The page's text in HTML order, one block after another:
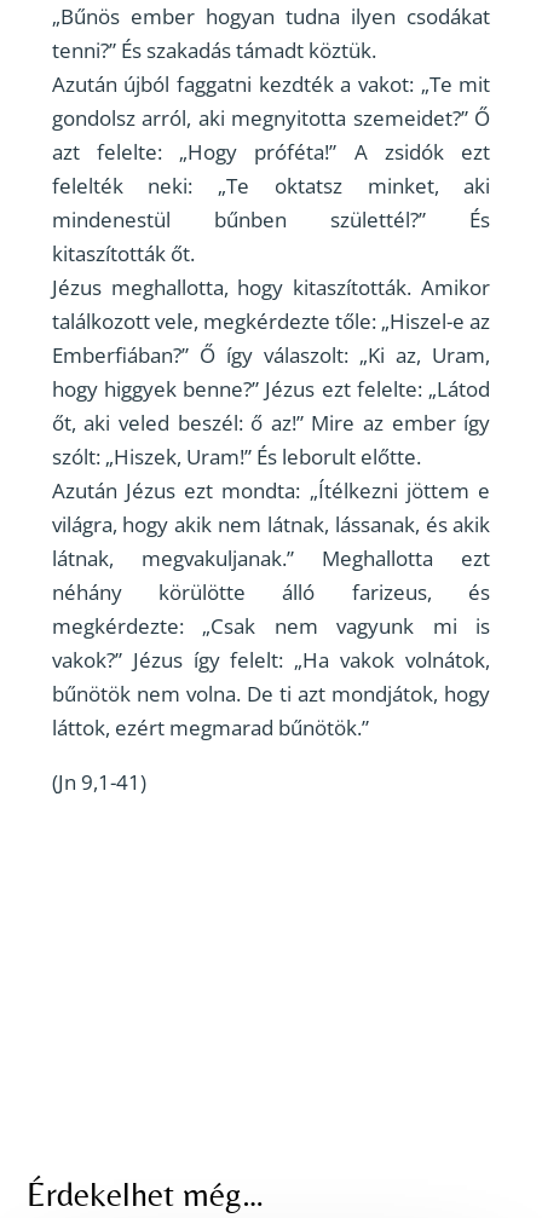
„Bűnös ember hogyan tudna ilyen csodákat
tenni?” És szakadás támadt köztük.
Azután újból faggatni kezdték a vakot: „Te mit
gondolsz arról, aki megnyitotta szemeidet?” Ő
azt felelte: „Hogy próféta!” A zsidók ezt
felelték neki: „Te oktatsz minket, aki
mindenestül bűnben születtél?” És
kitaszították őt.
Jézus meghallotta, hogy kitaszították. Amikor
találkozott vele, megkérdezte tőle: „Hiszel-e az
Emberfiában?” Ő így válaszolt: „Ki az, Uram,
hogy higgyek benne?” Jézus ezt felelte: „Látod
őt, aki veled beszél: ő az!” Mire az ember így
szólt: „Hiszek, Uram!” És leborult előtte.
Azután Jézus ezt mondta: „Ítélkezni jöttem e
világra, hogy akik nem látnak, lássanak, és akik
látnak, megvakuljanak.” Meghallotta ezt
néhány körülötte álló farizeus, és
megkérdezte: „Csak nem vagyunk mi is
vakok?” Jézus így felelt: „Ha vakok volnátok,
bűnötök nem volna. De ti azt mondjátok, hogy
láttok, ezért megmarad bűnötök.”
(Jn 9,1-41)
Érdekelhet még…